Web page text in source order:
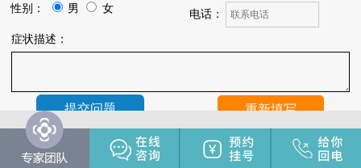
性别： 男 女
电话：
症状描述：
温馨提示：
我院将于24小时内与您联系，请保持手机畅通，注
意来电。